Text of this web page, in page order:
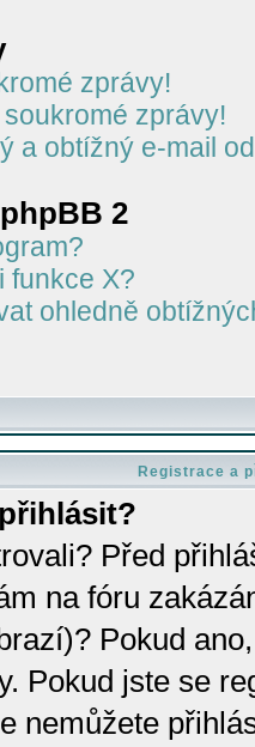
zprávy!
zprávy!
a obtížný e-mail
2
funkce X?
ohledně
Registrace a
Před
na fóru
Pokud
Pokud jste se
nemůžete